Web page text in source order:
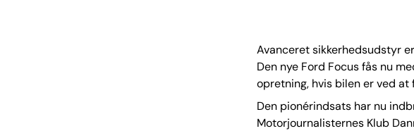
Avanceret sikkerhedsudstyr
Den nye Ford Focus fås nu
opretning, hvis bilen er ved at
Den pionérindsats har nu
Motorjournalisternes Klub